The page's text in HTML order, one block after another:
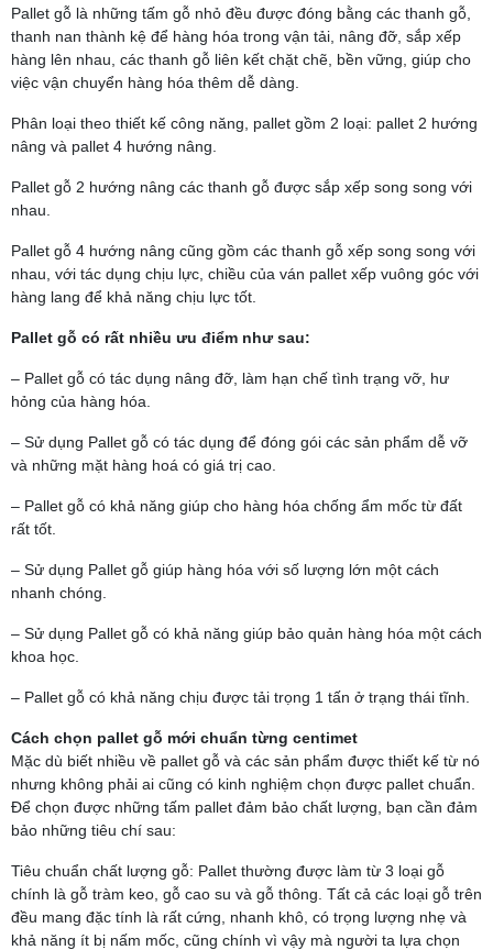
Pallet gỗ là những tấm gỗ nhỏ đều được đóng bằng các thanh gỗ,
thanh nan thành kệ để hàng hóa trong vận tải, nâng đỡ, sắp xếp
hàng lên nhau, các thanh gỗ liên kết chặt chẽ, bền vững, giúp cho
việc vận chuyển hàng hóa thêm dễ dàng.
Phân loại theo thiết kế công năng, pallet gồm 2 loại: pallet 2 hướng
nâng và pallet 4 hướng nâng.
Pallet gỗ 2 hướng nâng các thanh gỗ được sắp xếp song song với
nhau.
Pallet gỗ 4 hướng nâng cũng gồm các thanh gỗ xếp song song với
nhau, với tác dụng chịu lực, chiều của ván pallet xếp vuông góc với
hàng lang để khả năng chịu lực tốt.
Pallet gỗ có rất nhiều ưu điểm như sau:
– Pallet gỗ có tác dụng nâng đỡ, làm hạn chế tình trạng vỡ, hư
hỏng của hàng hóa.
– Sử dụng Pallet gỗ có tác dụng để đóng gói các sản phẩm dễ vỡ
và những mặt hàng hoá có giá trị cao.
– Pallet gỗ có khả năng giúp cho hàng hóa chống ẩm mốc từ đất
rất tốt.
– Sử dụng Pallet gỗ giúp hàng hóa với số lượng lớn một cách
nhanh chóng.
– Sử dụng Pallet gỗ có khả năng giúp bảo quản hàng hóa một cách
khoa học.
– Pallet gỗ có khả năng chịu được tải trọng 1 tấn ở trạng thái tĩnh.
Cách chọn pallet gỗ mới chuẩn từng centimet
Mặc dù biết nhiều về pallet gỗ và các sản phẩm được thiết kế từ nó
nhưng không phải ai cũng có kinh nghiệm chọn được pallet chuẩn.
Để chọn được những tấm pallet đảm bảo chất lượng, bạn cần đảm
bảo những tiêu chí sau:
Tiêu chuẩn chất lượng gỗ: Pallet thường được làm từ 3 loại gỗ
chính là gỗ tràm keo, gỗ cao su và gỗ thông. Tất cả các loại gỗ trên
đều mang đặc tính là rất cứng, nhanh khô, có trọng lượng nhẹ và
khả năng ít bị nấm mốc, cũng chính vì vậy mà người ta lựa chọn